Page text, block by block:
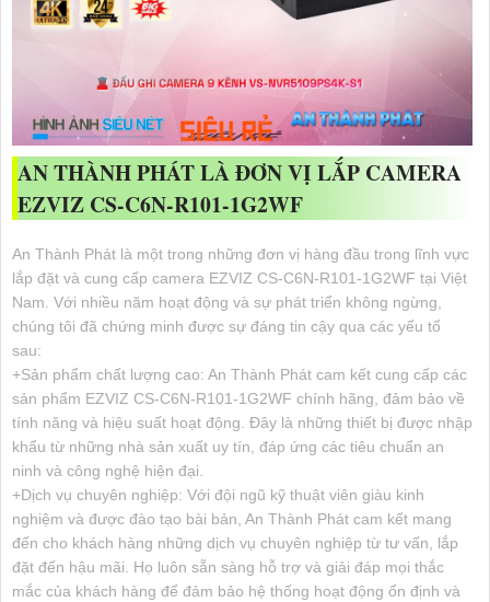
AN THÀNH PHÁT LÀ ĐƠN VỊ LẮP CAMERA
EZVIZ CS-C6N-R101-1G2WF
An Thành Phát là một trong những đơn vị hàng đầu trong lĩnh vực
lắp đặt và cung cấp camera EZVIZ CS-C6N-R101-1G2WF tại Việt
Nam. Với nhiều năm hoạt động và sự phát triển không ngừng,
chúng tôi đã chứng minh được sự đáng tin cậy qua các yếu tố
sau:
+Sản phẩm chất lượng cao: An Thành Phát cam kết cung cấp các
sản phẩm EZVIZ CS-C6N-R101-1G2WF chính hãng, đảm bảo về
tính năng và hiệu suất hoạt động. Đây là những thiết bị được nhập
khẩu từ những nhà sản xuất uy tín, đáp ứng các tiêu chuẩn an
ninh và công nghệ hiện đại.
+Dịch vụ chuyên nghiệp: Với đội ngũ kỹ thuật viên giàu kinh
nghiệm và được đào tạo bài bản, An Thành Phát cam kết mang
đến cho khách hàng những dịch vụ chuyên nghiệp từ tư vấn, lắp
đặt đến hậu mãi. Họ luôn sẵn sàng hỗ trợ và giải đáp mọi thắc
mắc của khách hàng để đảm bảo hệ thống hoạt động ổn định và